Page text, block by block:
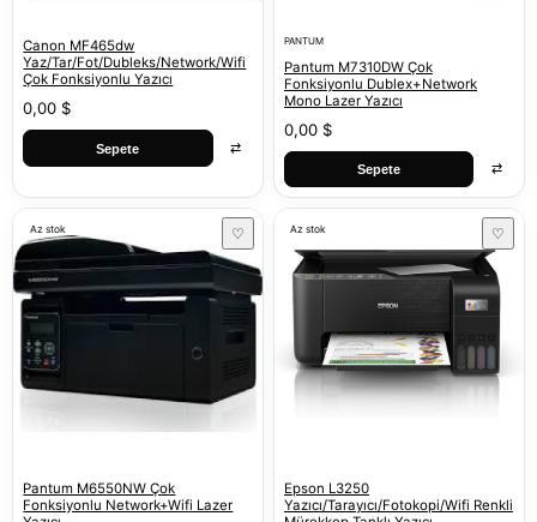
Canon MF465dw
Yaz/Tar/Fot/Dubleks/Network/Wifi
Çok Fonksiyonlu Yazıcı
0,00 $
Sepete ⇄
PANTUM
Pantum M7310DW Çok
Fonksiyonlu Dublex+Network
Mono Lazer Yazıcı
0,00 $
Sepete ⇄
Az stok ♡
Pantum M6550NW Çok
Fonksiyonlu Network+Wifi Lazer
Az stok ♡
Epson L3250
Yazıcı/Tarayıcı/Fotokopi/Wifi Renkli